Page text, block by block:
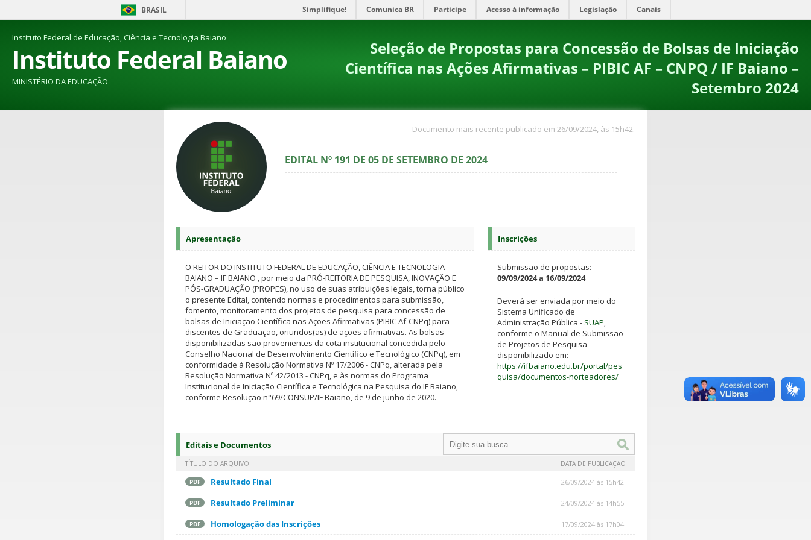
BRASIL Simplifique! Comunica BR Participe Acesso à informação Legislação Canais
Instituto Federal de Educação, Ciência e Tecnologia Baiano
Instituto Federal Baiano
MINISTÉRIO DA EDUCAÇÃO
Seleção de Propostas para Concessão de Bolsas de Iniciação
Científica nas Ações Afirmativas – PIBIC AF – CNPQ / IF Baiano –
Setembro 2024
Documento mais recente publicado em 26/09/2024, às 15h42.
EDITAL Nº 191 DE 05 DE SETEMBRO DE 2024
Apresentação
O REITOR DO INSTITUTO FEDERAL DE EDUCAÇÃO, CIÊNCIA E TECNOLOGIA
BAIANO – IF BAIANO , por meio da PRÓ-REITORIA DE PESQUISA, INOVAÇÃO E
PÓS-GRADUAÇÃO (PROPES), no uso de suas atribuições legais, torna público
o presente Edital, contendo normas e procedimentos para submissão,
fomento, monitoramento dos projetos de pesquisa para concessão de
bolsas de Iniciação Científica nas Ações Afirmativas (PIBIC Af-CNPq) para
discentes de Graduação, oriundos(as) de ações afirmativas. As bolsas
disponibilizadas são provenientes da cota institucional concedida pelo
Conselho Nacional de Desenvolvimento Científico e Tecnológico (CNPq), em
conformidade à Resolução Normativa Nº 17/2006 - CNPq, alterada pela
Resolução Normativa Nº 42/2013 - CNPq, e às normas do Programa
Institucional de Iniciação Científica e Tecnológica na Pesquisa do IF Baiano,
conforme Resolução n°69/CONSUP/IF Baiano, de 9 de junho de 2020.
Inscrições
Submissão de propostas:
09/09/2024 a 16/09/2024
Deverá ser enviada por meio do
Sistema Unificado de
Administração Pública - SUAP,
conforme o Manual de Submissão
de Projetos de Pesquisa
disponibilizado em:
https://ifbaiano.edu.br/portal/pes
quisa/documentos-norteadores/
Editais e Documentos
TÍTULO DO ARQUIVO DATA DE PUBLICAÇÃO
PDF Resultado Final 26/09/2024 às 15h42
PDF Resultado Preliminar 24/09/2024 às 14h55
PDF Homologação das Inscrições 17/09/2024 às 17h04